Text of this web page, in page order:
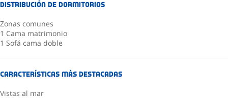
Distribución de dormitorios
Zonas comunes
1 Cama matrimonio
1 Sofá cama doble
Características más destacadas
Vistas al mar